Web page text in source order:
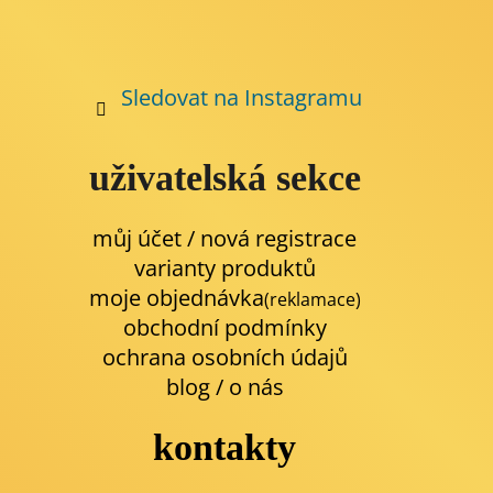
Sledovat na Instagramu
uživatelská sekce
můj účet / nová registrace
varianty produktů
moje objednávka(reklamace)
obchodní podmínky
ochrana osobních údajů
blog/ o nás
kontakty